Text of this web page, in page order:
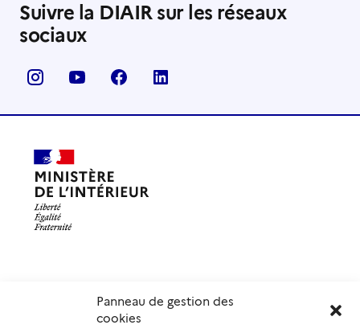
Panneau de gestion des
cookies
Suivre la DIAIR sur les réseaux
sociaux
Délégation interministérielle à l’accueil et à l’intégration